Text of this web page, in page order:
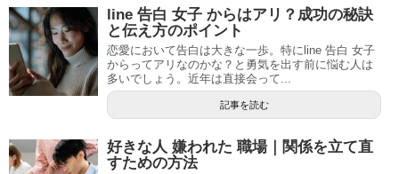
line 告白 女子 からはアリ？成功の秘訣
と伝え方のポイント
恋愛において告白は大きな一歩。特にline 告白 女子
からってアリなのかな？と勇気を出す前に悩む人は
多いでしょう。近年は直接会って...
記事を読む
好きな人 嫌われた 職場｜関係を立て直
すための方法